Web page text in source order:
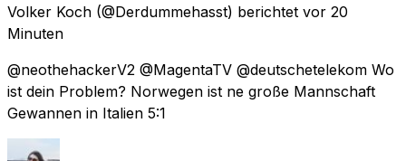
Volker Koch (@Derdummehasst) berichtet vor 20
Minuten
@neothehackerV2 @MagentaTV @deutschetelekom Wo
ist dein Problem? Norwegen ist ne große Mannschaft
Gewannen in Italien 5:1